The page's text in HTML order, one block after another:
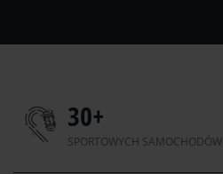
30+
SPORTOWYCH SAMOCHODÓW